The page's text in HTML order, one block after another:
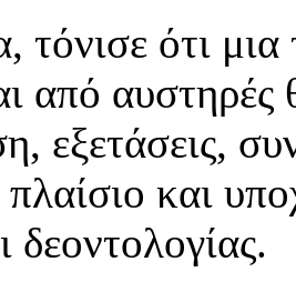
ότι μια
από αυστηρές
εξετάσεις,
πλαίσιο και
δεοντολογίας.